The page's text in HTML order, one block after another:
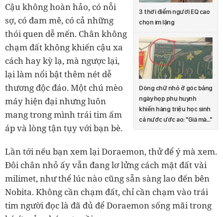
3 thời điểm người EQ cao
chọn im lặng
Dòng chữ nhỏ ở góc bảng
ngày họp phụ huynh
khiến hàng triệu học sinh
cả nước ước ao: "Giá mà..."
Cậu không hoàn hảo, có nỗi
sợ, có đam mê, có cả những
thói quen dễ mến. Chân không
chạm đất không khiến cậu xa
cách hay kỳ lạ, mà ngược lại,
lại làm nổi bật thêm nét dễ
thương độc đáo. Một chú mèo
máy hiện đại nhưng luôn
mang trong mình trái tim ấm
áp và lòng tận tụy với bạn bè.
Lần tới nếu bạn xem lại Doraemon, thử để ý mà xem.
Đôi chân nhỏ ấy vẫn đang lơ lửng cách mặt đất vài
milimet, như thể lúc nào cũng sẵn sàng lao đến bên
Nobita. Không cần chạm đất, chỉ cần chạm vào trái
tim người đọc là đã đủ để Doraemon sống mãi trong